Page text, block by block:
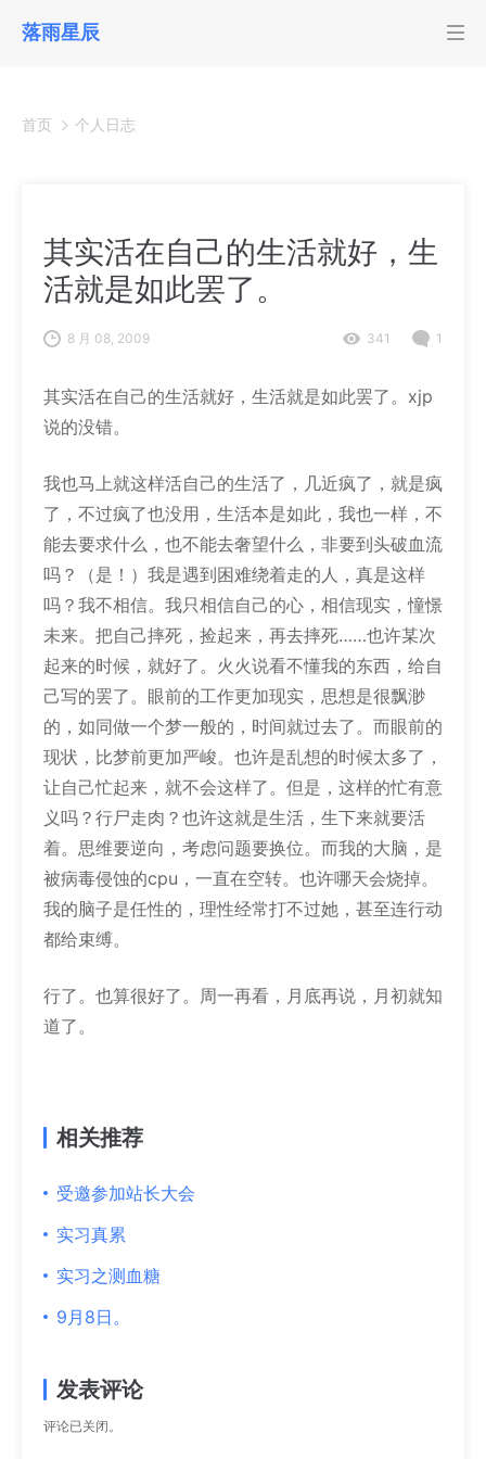
落雨星辰
首页 个人日志
其实活在自己的生活就好，生
活就是如此罢了。
8 月 08, 2009 341 1
其实活在自己的生活就好，生活就是如此罢了。xjp
说的没错。
我也马上就这样活自己的生活了，几近疯了，就是疯
了，不过疯了也没用，生活本是如此，我也一样，不
能去要求什么，也不能去奢望什么，非要到头破血流
吗？（是！）我是遇到困难绕着走的人，真是这样
吗？我不相信。我只相信自己的心，相信现实，憧憬
未来。把自己摔死，捡起来，再去摔死……也许某次
起来的时候，就好了。火火说看不懂我的东西，给自
己写的罢了。眼前的工作更加现实，思想是很飘渺
的，如同做一个梦一般的，时间就过去了。而眼前的
现状，比梦前更加严峻。也许是乱想的时候太多了，
让自己忙起来，就不会这样了。但是，这样的忙有意
义吗？行尸走肉？也许这就是生活，生下来就要活
着。思维要逆向，考虑问题要换位。而我的大脑，是
被病毒侵蚀的cpu，一直在空转。也许哪天会烧掉。
我的脑子是任性的，理性经常打不过她，甚至连行动
都给束缚。
行了。也算很好了。周一再看，月底再说，月初就知
道了。
相关推荐
受邀参加站长大会
实习真累
实习之测血糖
9月8日。
发表评论
评论已关闭。